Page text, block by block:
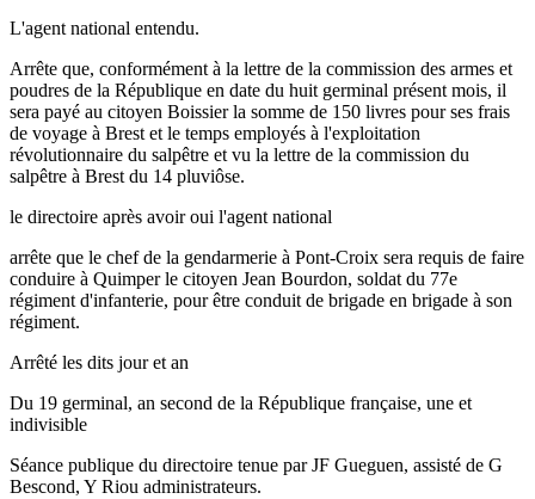
L'agent national entendu.
Arrête que, conformément à la lettre de la commission des armes et
poudres de la République en date du huit germinal présent mois, il
sera payé au citoyen Boissier la somme de 150 livres pour ses frais
de voyage à Brest et le temps employés à l'exploitation
révolutionnaire du salpêtre et vu la lettre de la commission du
salpêtre à Brest du 14 pluviôse.
le directoire après avoir oui l'agent national
arrête que le chef de la gendarmerie à Pont-Croix sera requis de faire
conduire à Quimper le citoyen Jean Bourdon, soldat du 77e
régiment d'infanterie, pour être conduit de brigade en brigade à son
régiment.
Arrêté les dits jour et an
Du 19 germinal, an second de la République française, une et
indivisible
Séance publique du directoire tenue par JF Gueguen, assisté de G
Bescond, Y Riou administrateurs.